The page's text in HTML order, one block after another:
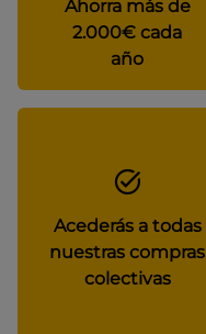
Ahorra más de
2.000€ cada
año
Acederás a todas
nuestras compras
colectivas